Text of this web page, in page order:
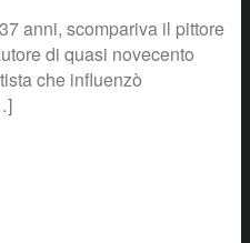
anni, scompariva il pittore
di quasi novecento
che influenzò